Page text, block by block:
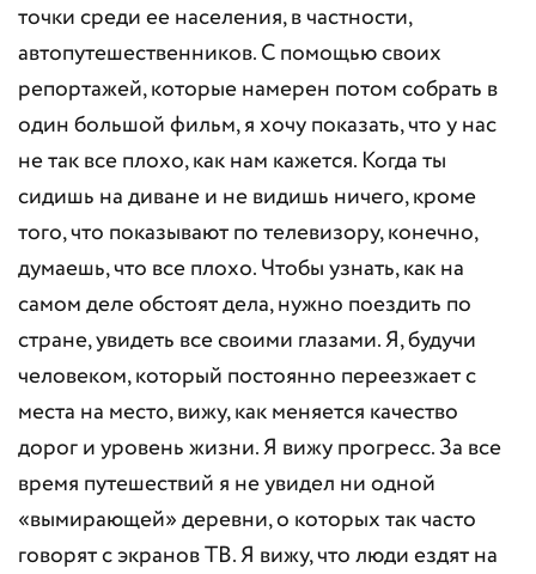
точки среди ее населения, в частности,
автопутешественников. С помощью своих
репортажей, которые намерен потом собрать в
один большой фильм, я хочу показать, что у нас
не так все плохо, как нам кажется. Когда ты
сидишь на диване и не видишь ничего, кроме
того, что показывают по телевизору, конечно,
думаешь, что все плохо. Чтобы узнать, как на
самом деле обстоят дела, нужно поездить по
стране, увидеть все своими глазами. Я, будучи
человеком, который постоянно переезжает с
места на место, вижу, как меняется качество
дорог и уровень жизни. Я вижу прогресс. За все
время путешествий я не увидел ни одной
«вымирающей» деревни, о которых так часто
говорят с экранов ТВ. Я вижу, что люди ездят на